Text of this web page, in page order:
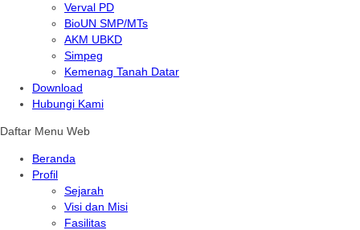
Verval PD
BioUN SMP/MTs
AKM UBKD
Simpeg
Kemenag Tanah Datar
Download
Hubungi Kami
Daftar Menu Web
Beranda
Profil
Sejarah
Visi dan Misi
Fasilitas